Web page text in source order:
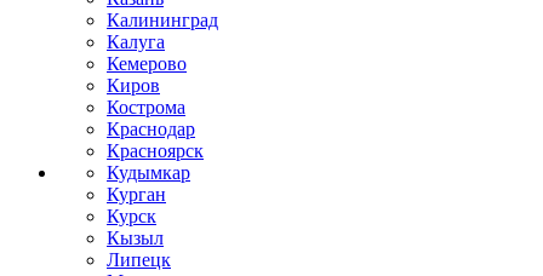
Калининград
Калуга
Кемерово
Киров
Кострома
Краснодар
Красноярск
Кудымкар
Курган
Курск
Кызыл
Липецк